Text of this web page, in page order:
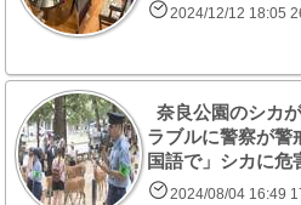
2024/12/12 18:05
奈良公園のシカ
ラブルに警察が
国語で」シカに
2024/08/04 16:49